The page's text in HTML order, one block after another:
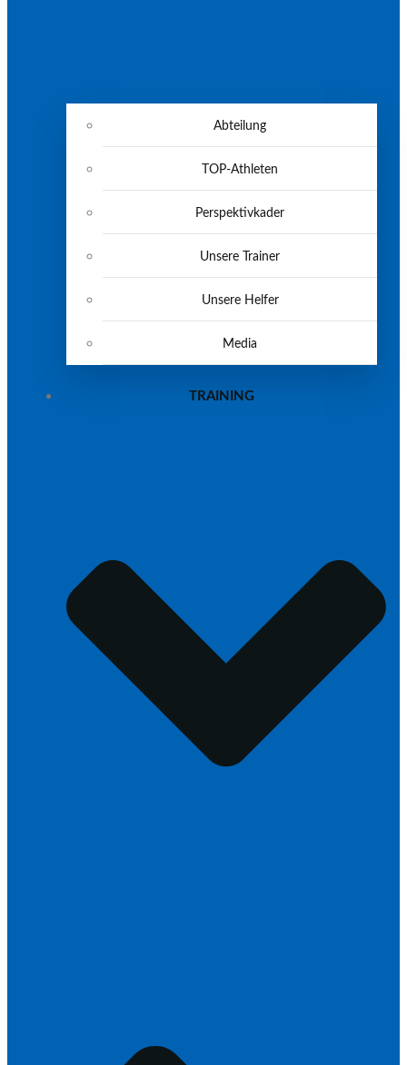
Abteilung
TOP-Athleten
Perspektivkader
Unsere Trainer
Unsere Helfer
Media
TRAINING